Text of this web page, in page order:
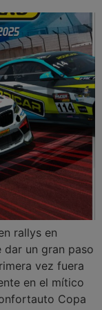
rallys en
dar un gran paso
vez fuera
en el mítico
Copa